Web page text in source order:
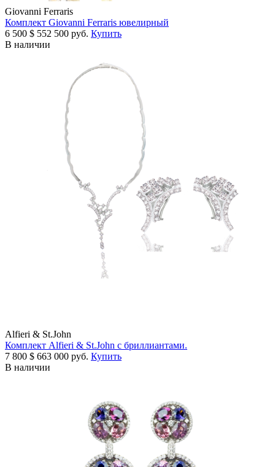
Giovanni Ferraris
Комплект Giovanni Ferraris ювелирный
6 500 $ 552 500 руб. Купить
В наличии
Alfieri & St.John
Комплект Alfieri & St.John с бриллиантами.
7 800 $ 663 000 руб. Купить
В наличии